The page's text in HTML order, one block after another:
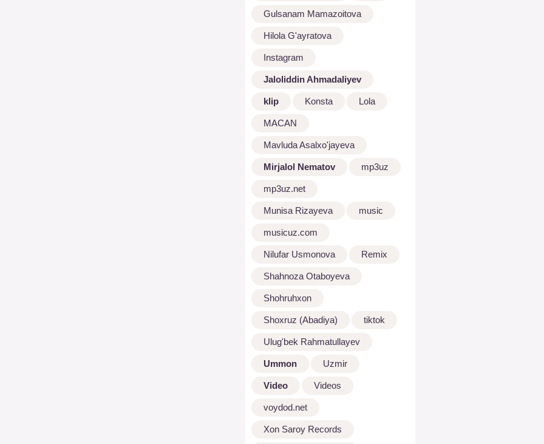
Gulsanam Mamazoitova
Hilola G'ayratova
Instagram
Jaloliddin Ahmadaliyev
klip Konsta Lola
MACAN
Mavluda Asalxo'jayeva
Mirjalol Nematov mp3uz
mp3uz.net
Munisa Rizayeva music
musicuz.com
Nilufar Usmonova Remix
Shahnoza Otaboyeva
Shohruhxon
Shoxruz (Abadiya) tiktok
Ulug'bek Rahmatullayev
Ummon Uzmir
Video Videos
voydod.net
Xon Saroy Records